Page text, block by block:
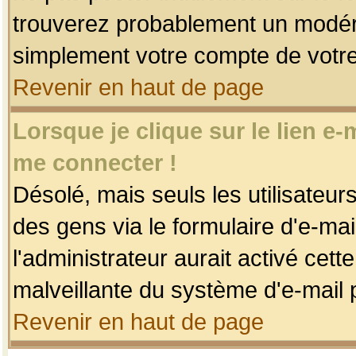
trouverez probablement un
simplement votre compte de
Revenir en haut de page
Lorsque je clique sur le lien
me connecter !
Désolé, mais seuls les
des gens via le formulaire d'e-
l'administrateur aurait activé
malveillante du système d'e-
Revenir en haut de page